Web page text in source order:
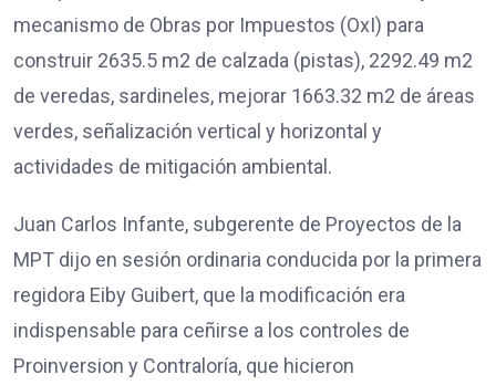
mecanismo de Obras por Impuestos (OxI) para
construir 2635.5 m2 de calzada (pistas), 2292.49 m2
de veredas, sardineles, mejorar 1663.32 m2 de áreas
verdes, señalización vertical y horizontal y
actividades de mitigación ambiental.
Juan Carlos Infante, subgerente de Proyectos de la
MPT dijo en sesión ordinaria conducida por la primera
regidora Eiby Guibert, que la modificación era
indispensable para ceñirse a los controles de
Proinversion y Contraloría, que hicieron